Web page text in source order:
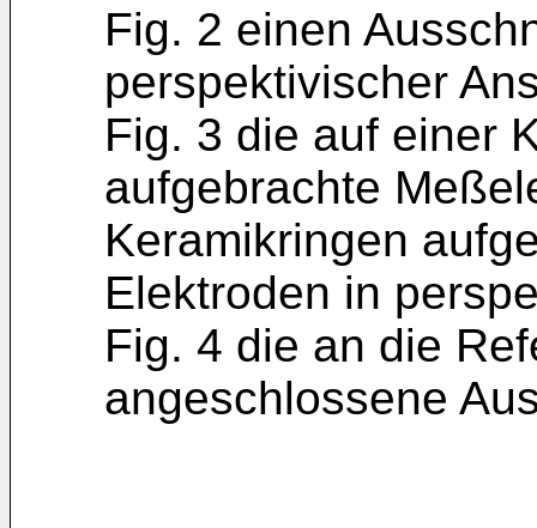
Fig. 2 einen
perspektivischer
Fig. 3 die auf einer
aufgebrachte
Keramikringen
Elektroden in
Fig. 4 die an die
angeschlossene